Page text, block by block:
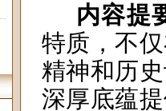
内容提
特质，不
精神和历
深厚底蕴